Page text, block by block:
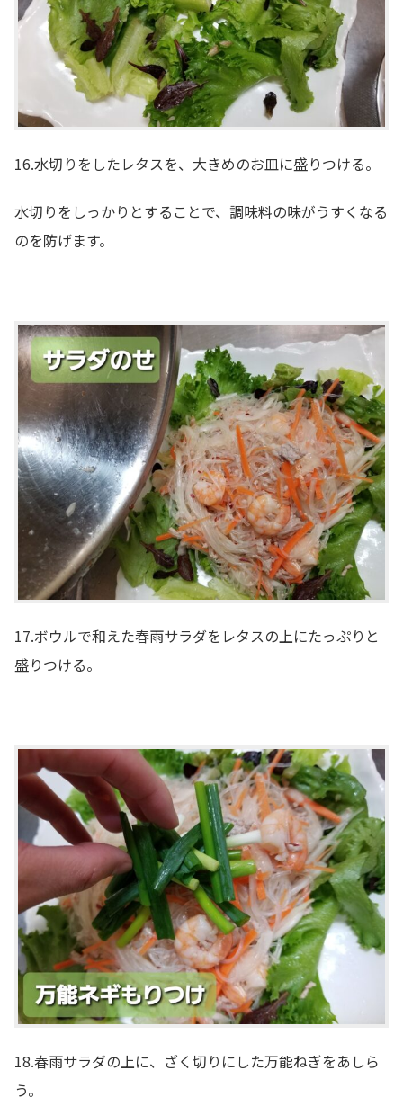
16.水切りをしたレタスを、大きめのお皿に盛りつける。
水切りをしっかりとすることで、調味料の味がうすくなる
のを防げます。
17.ボウルで和えた春雨サラダをレタスの上にたっぷりと
盛りつける。
18.春雨サラダの上に、ざく切りにした万能ねぎをあしら
う。